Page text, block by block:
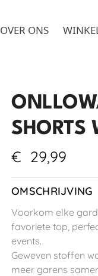
OVER ONS
SHORTS
€ 29,99
OMSCHRIJVING
Voorkom elke
favoriete top,
events.
Geweven stoffen
meer garens